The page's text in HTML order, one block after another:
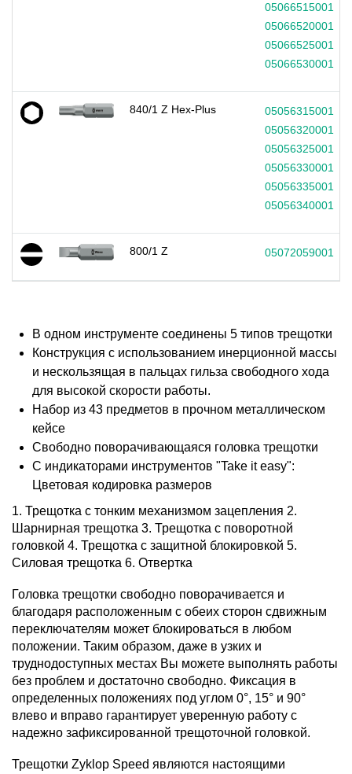
05066515001
05066520001
05066525001
05066530001
840/1 Z Hex-Plus
05056315001
05056320001
05056325001
05056330001
05056335001
05056340001
800/1 Z 05072059001
В одном инструменте соединены 5 типов трещотки
Конструкция с использованием инерционной массы
и нескользящая в пальцах гильза свободного хода
для высокой скорости работы.
Набор из 43 предметов в прочном металлическом
кейсе
Свободно поворачивающаяся головка трещотки
С индикаторами инструментов "Take it easy":
Цветовая кодировка размеров
1. Трещотка с тонким механизмом зацепления 2.
Шарнирная трещотка 3. Трещотка с поворотной
головкой 4. Трещотка с защитной блокировкой 5.
Силовая трещотка 6. Отвертка
Головка трещотки свободно поворачивается и
благодаря расположенным с обеих сторон сдвижным
переключателям может блокироваться в любом
положении. Таким образом, даже в узких и
труднодоступных местах Вы можете выполнять работы
без проблем и достаточно свободно. Фиксация в
определенных положениях под углом 0°, 15° и 90°
влево и вправо гарантирует уверенную работу с
надежно зафиксированной трещоточной головкой.
Трещотки Zyklop Speed являются настоящими